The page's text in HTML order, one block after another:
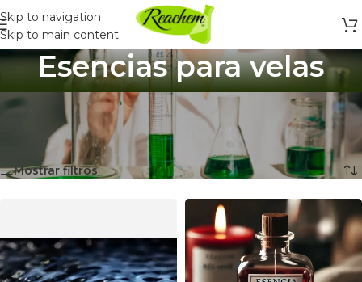
Skip to navigation
Skip to main content
Esencias para velas
Inicio Ingredientes y Materias Primas Esencias
Esencias para velas
Mostrando 1–12 de 60 resultados
Mostrar filtros